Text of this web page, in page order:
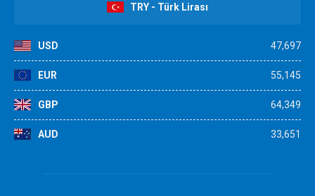
TRY - Türk Lirası
USD 47,697
EUR 55,145
GBP 64,349
AUD 33,651